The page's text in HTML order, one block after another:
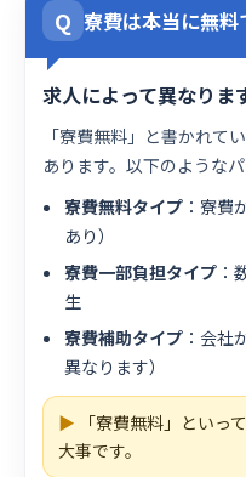
Q 寮費は本当に無料
求人によって異なりま
「寮費無料」と書かれて
あります。以下のようなパ
寮費無料タイプ ：寮
あり）
寮費一部負担タイプ ：
生
寮費補助タイプ ：会社
異なります）
▶ 「寮費無料」といっ
大事です。